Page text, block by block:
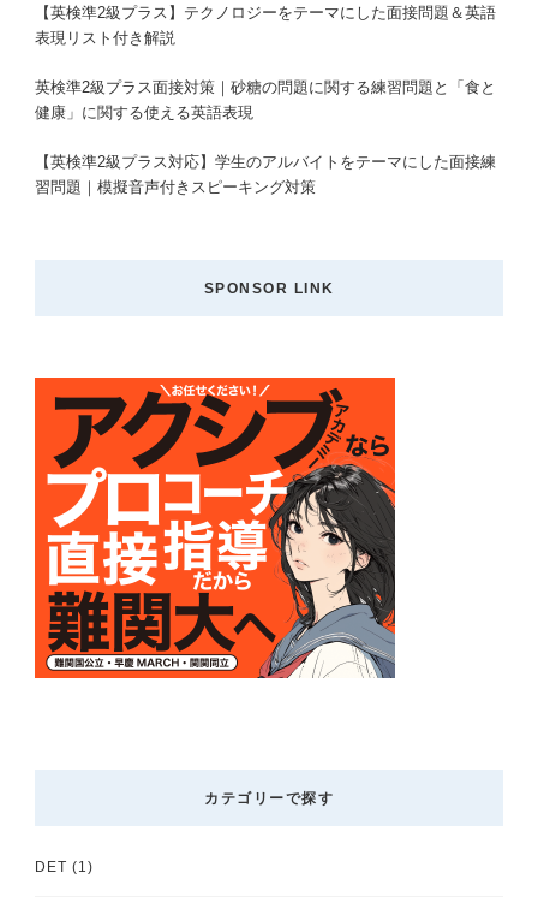
【英検準2級プラス】テクノロジーをテーマにした面接問題＆英語
表現リスト付き解説
英検準2級プラス面接対策｜砂糖の問題に関する練習問題と「食と
健康」に関する使える英語表現
【英検準2級プラス対応】学生のアルバイトをテーマにした面接練
習問題｜模擬音声付きスピーキング対策
SPONSOR LINK
カテゴリーで探す
DET (1)